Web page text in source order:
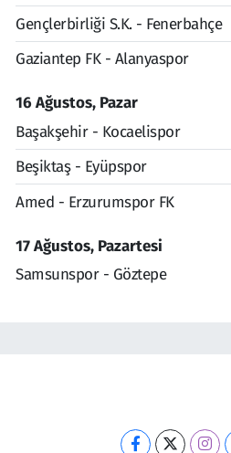
Gençlerbirliği S.K. - Fenerbahçe
Gaziantep FK - Alanyaspor
16 Ağustos, Pazar
Başakşehir - Kocaelispor
Beşiktaş - Eyüpspor
Amed - Erzurumspor FK
17 Ağustos, Pazartesi
Samsunspor - Göztepe